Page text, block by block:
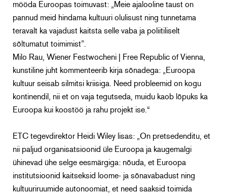
mööda Euroopas toimuvast: „Meie ajalooline taust on
pannud meid hindama kultuuri olulisust ning tunnetama
teravalt ka vajadust kaitsta selle vaba ja poliitiliselt
sõltumatut toimimist”.
Milo Rau, Wiener Festwocheni | Free Republic of Vienna,
kunstiline juht kommenteerib kirja sõnadega: „Euroopa
kultuur seisab silmitsi kriisiga. Need probleemid on kogu
kontinendil, nii et on vaja tegutseda, muidu kaob lõpuks ka
Euroopa kui koostöö ja rahu projekt ise.“
ETC tegevdirektor Heidi Wiley lisas: „On pretsedenditu, et
nii paljud organisatsioonid üle Euroopa ja kaugemalgi
ühinevad ühe selge eesmärgiga: nõuda, et Euroopa
institutsioonid kaitseksid loome- ja sõnavabadust ning
kultuuriruumide autonoomiat, et need saaksid toimida